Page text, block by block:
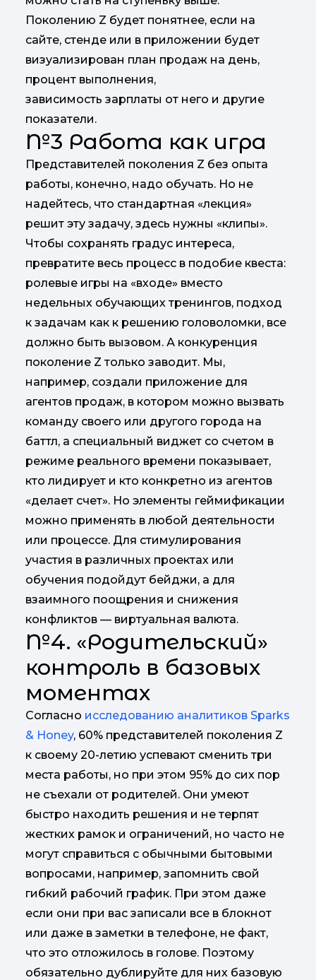
Поколению Z будет понятнее, если на
сайте, стенде или в приложении будет
визуализирован план продаж на день,
процент выполнения,
зависимость зарплаты от него и другие
показатели.
№3 Работа как игра
Представителей поколения Z без опыта
работы, конечно, надо обучать. Но не
надейтесь, что стандартная «лекция»
решит эту задачу, здесь нужны «клипы».
Чтобы сохранять градус интереса,
превратите весь процесс в подобие квеста:
ролевые игры на «входе» вместо
недельных обучающих тренингов, подход
к задачам как к решению головоломки, все
должно быть вызовом. А конкуренция
поколение Z только заводит. Мы,
например, создали приложение для
агентов продаж, в котором можно вызвать
команду своего или другого города на
баттл, а специальный виджет со счетом в
режиме реального времени показывает,
кто лидирует и кто конкретно из агентов
«делает счет». Но элементы геймификации
можно применять в любой деятельности
или процессе. Для стимулирования
участия в различных проектах или
обучения подойдут бейджи, а для
взаимного поощрения и снижения
конфликтов — виртуальная валюта.
№4. «Родительский»
контроль в базовых
моментах
Согласно исследованию аналитиков Sparks
& Honey, 60% представителей поколения Z
к своему 20-летию успевают сменить три
места работы, но при этом 95% до сих пор
не съехали от родителей. Они умеют
быстро находить решения и не терпят
жестких рамок и ограничений, но часто не
могут справиться с обычными бытовыми
вопросами, например, запомнить свой
гибкий рабочий график. При этом даже
если они при вас записали все в блокнот
или даже в заметки в телефоне, не факт,
что это отложилось в голове. Поэтому
обязательно дублируйте для них базовую